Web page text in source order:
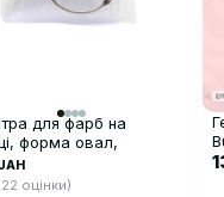
для фарб на
форма овал,
50 шт
оцінки)